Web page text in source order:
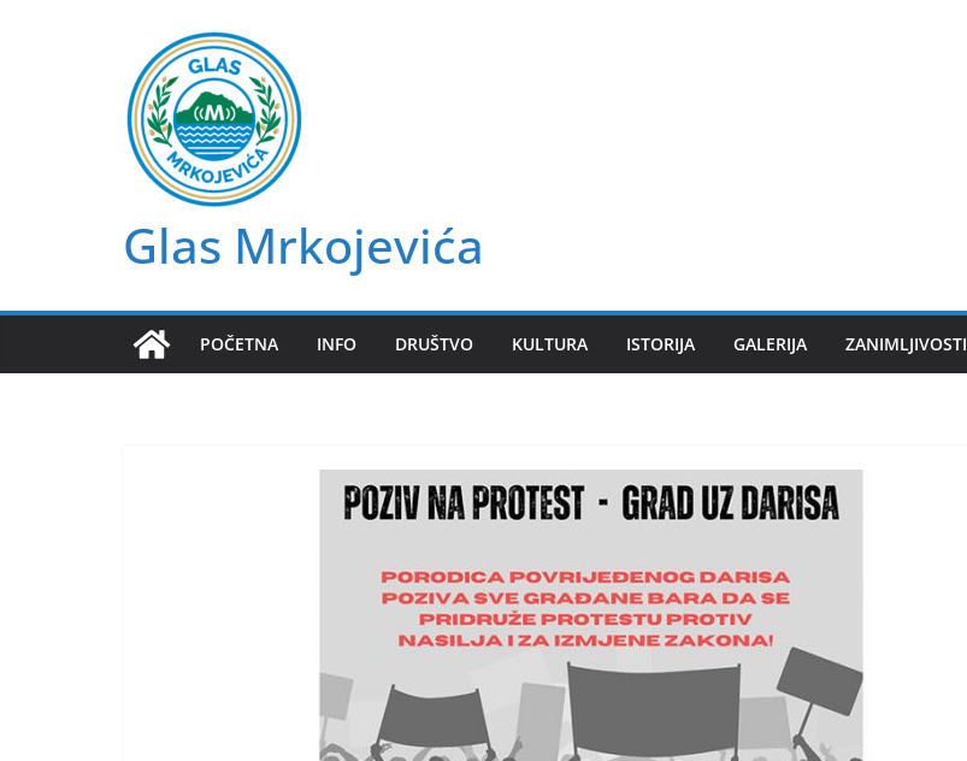
Glas Mrkojevića
POČETNA INFO DRUŠTVO KULTURA ISTORIJA GALERIJA ZANIMLJIVOSTI